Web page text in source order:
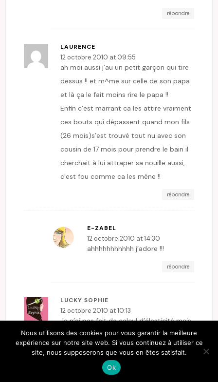
répondre
LAURENCE
12 octobre 2010 at 09:55
ah moi aussi j’au un petit garçon qui tire
dessus !! et m^me sur celle de son papa
et là ça le fait moins rire le papa !!
Enfin c’est marrant ca les attire vraiment
ces bouts qui dépassent quand mon fils
(26 mois)s’est trouvé tout nu avec son
cousin de 17 mois pour prendre le bain il
cherchait à lui attraper sa nouille aussi,
c’est fou comme ca les mène !!
répondre
E-ZABEL
12 octobre 2010 at 14:30
ahhhhhhhhhhh j’adore !!!
répondre
LUCKY SOPHIE
12 octobre 2010 at 10:13
Je n’ai pas fait de calcul d’élasticité mais
effectivement c’est assez
impressionnant
Nous utilisons des cookies pour vous garantir la meilleure
expérience sur notre site web. Si vous continuez à utiliser ce
site, nous supposerons que vous en êtes satisfait.
Ok